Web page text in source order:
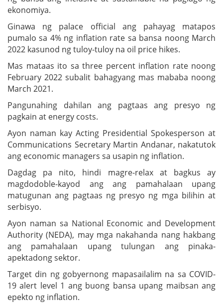
ekonomiya.
Ginawa ng palace official ang pahayag matapos
pumalo sa 4% ng inflation rate sa bansa noong March
2022 kasunod ng tuloy-tuloy na oil price hikes.
Mas mataas ito sa three percent inflation rate noong
February 2022 subalit bahagyang mas mababa noong
March 2021.
Pangunahing dahilan ang pagtaas ang presyo ng
pagkain at energy costs.
Ayon naman kay Acting Presidential Spokesperson at
Communications Secretary Martin Andanar, nakatutok
ang economic managers sa usapin ng inflation.
Dagdag pa nito, hindi magre-relax at bagkus ay
magdodoble-kayod ang ang pamahalaan upang
matugunan ang pagtaas ng presyo ng mga bilihin at
serbisyo.
Ayon naman sa National Economic and Development
Authority (NEDA), may mga nakahanda nang hakbang
ang pamahalaan upang tulungan ang pinaka-
apektadong sektor.
Target din ng gobyernong mapasailalim na sa COVID-
19 alert level 1 ang buong bansa upang maibsan ang
epekto ng inflation.